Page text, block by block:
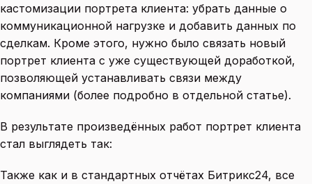
кастомизации портрета клиента: убрать данные о
коммуникационной нагрузке и добавить данных по
сделкам. Кроме этого, нужно было связать новый
портрет клиента с уже существующей доработкой,
позволяющей устанавливать связи между
компаниями (более подробно в отдельной статье).
В результате произведённых работ портрет клиента
стал выглядеть так:
Также как и в стандартных отчётах Битрикс24, все